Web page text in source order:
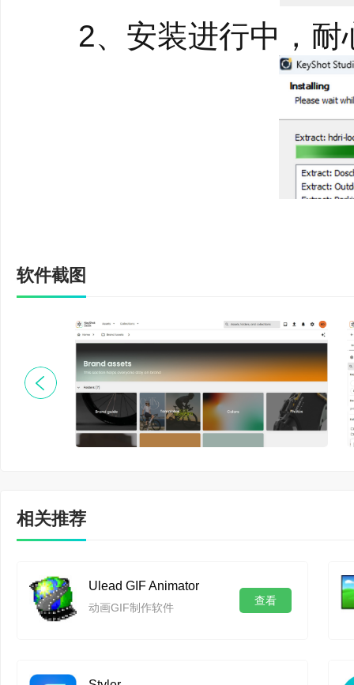
单独的窗口中打开，显
节点，可视化呈现复杂
材质和纹理此时可以
性，实现标签性能更准
变材料的不透明度或褪
10.闭合程序
材质近基着色新增的
11.神奇新特性
KeyShot 通过增强的
12.关键帧动画
能够根据需要精确地添
13.日照管理器
2、安装进行中，耐
软件截图
相关推荐
Ulead GIF Animator
动画GIF制作软件
查看